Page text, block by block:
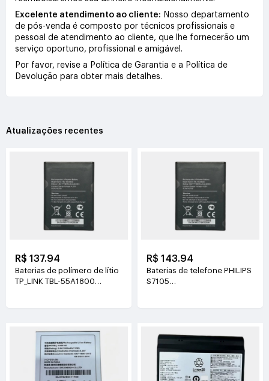
Excelente atendimento ao cliente: Nosso departamento
de pós-venda é composto por técnicos profissionais e
pessoal de atendimento ao cliente, que lhe fornecerão um
serviço oportuno, profissional e amigável.
Por favor, revise a Política de Garantia e a Política de
Devolução para obter mais detalhes.
Atualizações recentes
R$ 137.94
Baterias de polímero de lítio
TP_LINK TBL-55A1800
R$ 143.94
Baterias de telefone PHILIPS
S7105